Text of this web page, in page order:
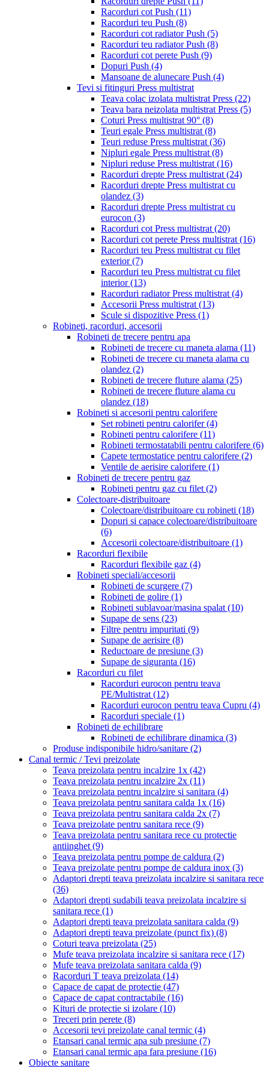
Racorduri cot Push (11)
Racorduri teu Push (8)
Racorduri cot radiator Push (5)
Racorduri teu radiator Push (8)
Racorduri cot perete Push (9)
Dopuri Push (4)
Mansoane de alunecare Push (4)
Tevi si fitinguri Press multistrat
Teava colac izolata multistrat Press (22)
Teava bara neizolata multistrat Press (5)
Coturi Press multistrat 90° (8)
Teuri egale Press multistrat (8)
Teuri reduse Press multistrat (36)
Nipluri egale Press multistrat (8)
Nipluri reduse Press multistrat (16)
Racorduri drepte Press multistrat (24)
Racorduri drepte Press multistrat cu
olandez (3)
Racorduri drepte Press multistrat cu
eurocon (3)
Racorduri cot Press multistrat (20)
Racorduri cot perete Press multistrat (16)
Racorduri teu Press multistrat cu filet
exterior(7)
Racorduri teu Press multistrat cu filet
interior(13)
Racorduri radiator Press multistrat (4)
Accesorii Press multistrat (13)
Scule si dispozitive Press (1)
Robineti, racorduri, accesorii
Robineti de trecere pentru apa
Robineti de trecere cu maneta alama (11)
Robineti de trecere cu maneta alama cu
olandez (2)
Robineti de trecere fluture alama (25)
Robineti de trecere fluture alama cu
olandez (18)
Robineti si accesorii pentru calorifere
Set robineti pentru calorifer(4)
Robineti pentru calorifere (11)
Robineti termostatabili pentru calorifere (6)
Capete termostatice pentru calorifere (2)
Ventile de aerisire calorifere (1)
Robineti de trecere pentru gaz
Robineti pentru gaz cu filet (2)
Colectoare-distribuitoare
Colectoare/distribuitoare cu robineti (18)
Dopuri si capace colectoare/distribuitoare
(6)
Accesorii colectoare/distribuitoare (1)
Racorduri flexibile
Racorduri flexibile gaz (4)
Robineti speciali/accesorii
Robineti de scurgere (7)
Robineti de golire (1)
Robineti sublavoar/masina spalat (10)
Supape de sens (23)
Filtre pentru impuritati (9)
Supape de aerisire (8)
Reductoare de presiune (3)
Supape de siguranta (16)
Racorduri cu filet
Racorduri eurocon pentru teava
PE/Multistrat (12)
Racorduri eurocon pentru teava Cupru (4)
Racorduri speciale (1)
Robineti de echilibrare
Robineti de echilibrare dinamica (3)
Produse indisponibile hidro/sanitare (2)
Canal termic / Tevi preizolate
Teava preizolata pentru incalzire 1x (42)
Teava preizolata pentru incalzire 2x (11)
Teava preizolata pentru incalzire si sanitara (4)
Teava preizolata pentru sanitara calda 1x (16)
Teava preizolata pentru sanitara calda 2x (7)
Teava preizolate pentru sanitara rece (9)
Teava preizolata pentru sanitara rece cu protectie
antiinghet (9)
Teava preizolata pentru pompe de caldura (2)
Teava preizolate pentru pompe de caldura inox (3)
Adaptori drepti teava preizolata incalzire si sanitara rece
(36)
Adaptori drepti sudabili teava preizolata incalzire si
sanitara rece (1)
Adaptori drepti teava preizolata sanitara calda (9)
Adaptori drepti teava preizolate (punct fix) (8)
Coturi teava preizolata (25)
Mufe teava preizolata incalzire si sanitara rece (17)
Mufe teava preizolata sanitara calda (9)
Racorduri T teava preizolata (14)
Capace de capat de protectie (47)
Capace de capat contractabile (16)
Kituri de protectie si izolare (10)
Treceri prin perete (8)
Accesorii tevi preizolate canal termic (4)
Etansari canal termic apa sub presiune (7)
Etansari canal termic apa fara presiune (16)
Obiecte sanitare